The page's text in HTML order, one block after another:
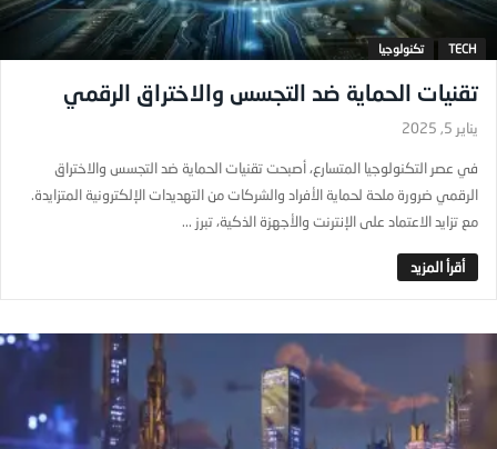
TECH تكنولوجيا
تقنيات الحماية ضد التجسس والاختراق الرقمي
يناير 5, 2025
في عصر التكنولوجيا المتسارع، أصبحت تقنيات الحماية ضد التجسس والاختراق
الرقمي ضرورة ملحة لحماية الأفراد والشركات من التهديدات الإلكترونية المتزايدة.
مع تزايد الاعتماد على الإنترنت والأجهزة الذكية، تبرز ...